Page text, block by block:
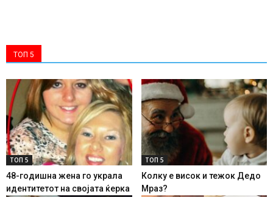
ТОП 5
ТОП 5
48-годишна жена го украла
идентитетот на својата ќерка
ТОП 5
Колку е висок и тежок Дедо
Мраз?